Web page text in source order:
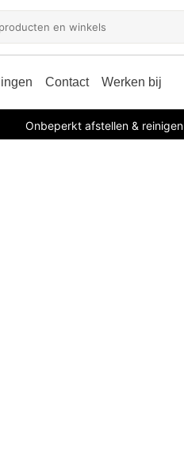
Contact Werken bij
Onbeperkt afstellen & reinigen